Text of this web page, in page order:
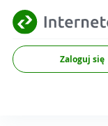
Zaloguj się